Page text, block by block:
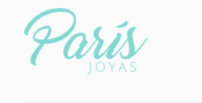
content